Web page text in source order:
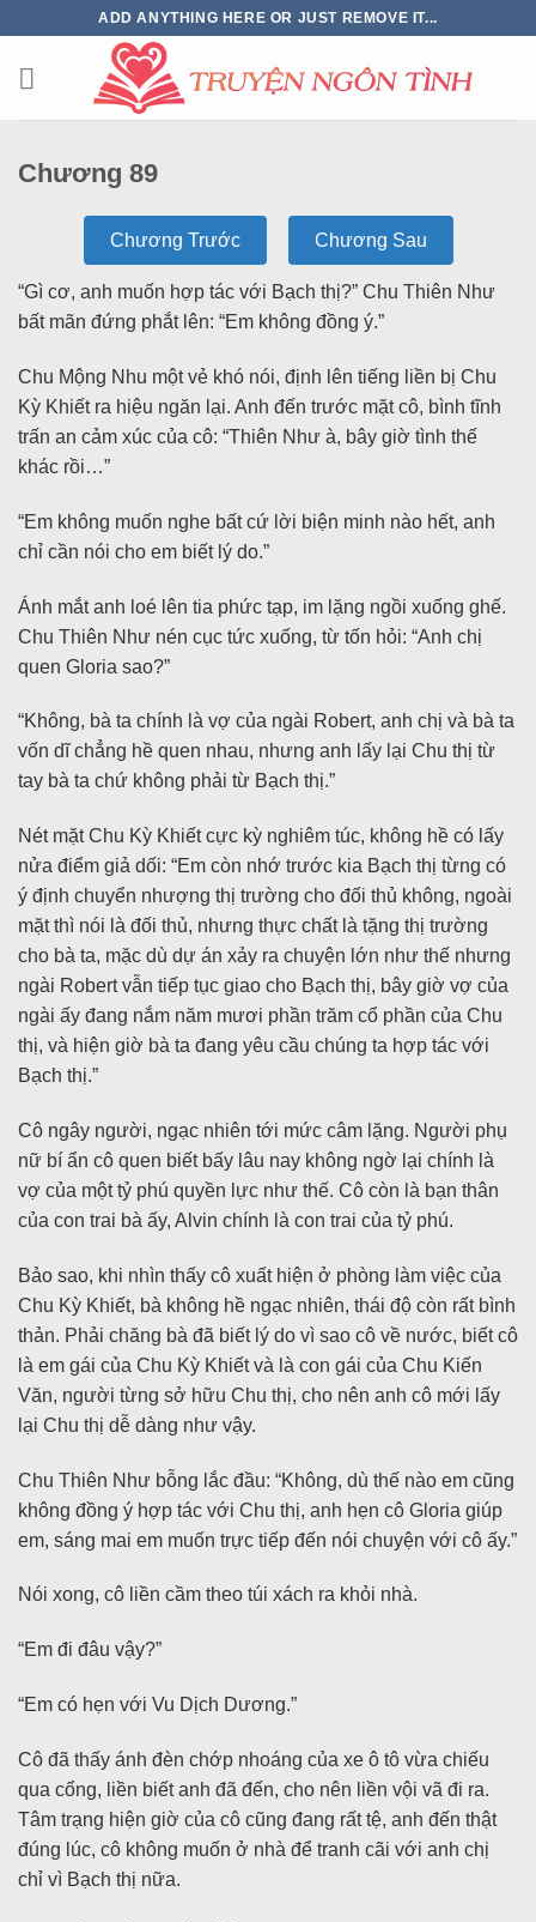
ADD ANYTHING HERE OR JUST REMOVE IT...
Chương 89
Chương Trước Chương Sau
“Gì cơ, anh muốn hợp tác với Bạch thị?” Chu Thiên Như
bất mãn đứng phắt lên: “Em không đồng ý.”
Chu Mộng Nhu một vẻ khó nói, định lên tiếng liền bị Chu
Kỳ Khiết ra hiệu ngăn lại. Anh đến trước mặt cô, bình tĩnh
trấn an cảm xúc của cô: “Thiên Như à, bây giờ tình thế
khác rồi…”
“Em không muốn nghe bất cứ lời biện minh nào hết, anh
chỉ cần nói cho em biết lý do.”
Ánh mắt anh loé lên tia phức tạp, im lặng ngồi xuống ghế.
Chu Thiên Như nén cục tức xuống, từ tốn hỏi: “Anh chị
quen Gloria sao?”
“Không, bà ta chính là vợ của ngài Robert, anh chị và bà ta
vốn dĩ chẳng hề quen nhau, nhưng anh lấy lại Chu thị từ
tay bà ta chứ không phải từ Bạch thị.”
Nét mặt Chu Kỳ Khiết cực kỳ nghiêm túc, không hề có lấy
nửa điểm giả dối: “Em còn nhớ trước kia Bạch thị từng có
ý định chuyển nhượng thị trường cho đối thủ không, ngoài
mặt thì nói là đối thủ, nhưng thực chất là tặng thị trường
cho bà ta, mặc dù dự án xảy ra chuyện lớn như thế nhưng
ngài Robert vẫn tiếp tục giao cho Bạch thị, bây giờ vợ của
ngài ấy đang nắm năm mươi phần trăm cổ phần của Chu
thị, và hiện giờ bà ta đang yêu cầu chúng ta hợp tác với
Bạch thị.”
Cô ngây người, ngạc nhiên tới mức câm lặng. Người phụ
nữ bí ẩn cô quen biết bấy lâu nay không ngờ lại chính là
vợ của một tỷ phú quyền lực như thế. Cô còn là bạn thân
của con trai bà ấy, Alvin chính là con trai của tỷ phú.
Bảo sao, khi nhìn thấy cô xuất hiện ở phòng làm việc của
Chu Kỳ Khiết, bà không hề ngạc nhiên, thái độ còn rất bình
thản. Phải chăng bà đã biết lý do vì sao cô về nước, biết cô
là em gái của Chu Kỳ Khiết và là con gái của Chu Kiến
Văn, người từng sở hữu Chu thị, cho nên anh cô mới lấy
lại Chu thị dễ dàng như vậy.
Chu Thiên Như bỗng lắc đầu: “Không, dù thế nào em cũng
không đồng ý hợp tác với Chu thị, anh hẹn cô Gloria giúp
em, sáng mai em muốn trực tiếp đến nói chuyện với cô ấy.”
Nói xong, cô liền cầm theo túi xách ra khỏi nhà.
“Em đi đâu vậy?”
“Em có hẹn với Vu Dịch Dương.”
Cô đã thấy ánh đèn chớp nhoáng của xe ô tô vừa chiếu
qua cổng, liền biết anh đã đến, cho nên liền vội vã đi ra.
Tâm trạng hiện giờ của cô cũng đang rất tệ, anh đến thật
đúng lúc, cô không muốn ở nhà để tranh cãi với anh chị
chỉ vì Bạch thị nữa.